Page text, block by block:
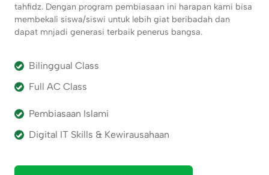
tahfidz. Dengan program pembiasaan ini harapan kami bisa
membekali siswa/siswi untuk lebih giat beribadah dan
dapat mnjadi generasi terbaik penerus bangsa.
Bilinggual Class
Full AC Class
Pembiasaan Islami
Digital IT Skills & Kewirausahaan